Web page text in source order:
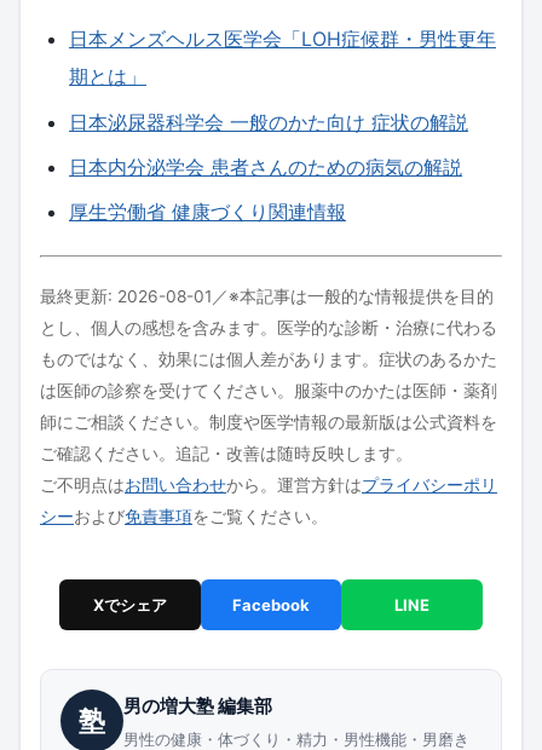
日本メンズヘルス医学会「LOH症候群・男性更年
期とは」
日本泌尿器科学会 一般のかた向け 症状の解説
日本内分泌学会 患者さんのための病気の解説
厚生労働省 健康づくり関連情報
最終更新: 2026-08-01／※本記事は一般的な情報提供を目的
とし、個人の感想を含みます。医学的な診断・治療に代わる
ものではなく、効果には個人差があります。症状のあるかた
は医師の診察を受けてください。服薬中のかたは医師・薬剤
師にご相談ください。制度や医学情報の最新版は公式資料を
ご確認ください。追記・改善は随時反映します。
ご不明点はお問い合わせから。運営方針はプライバシーポリ
シーおよび免責事項をご覧ください。
Xでシェア Facebook LINE
塾 男の増大塾 編集部
男性の健康・体づくり・精力・男性機能・男磨き